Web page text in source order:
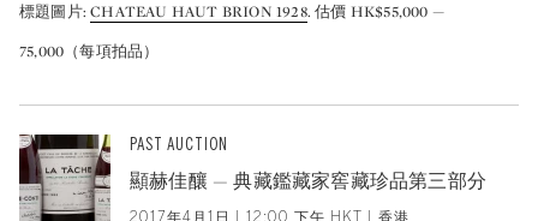
標題圖片:CHATEAU HAUT BRION 1928. 估價 HK$55,000 —
75,000（每項拍品）
PAST AUCTION
顯赫佳釀 — 典藏鑑藏家窖藏珍品第三部分
2017年4月1日 | 12:00 下午 HKT | 香港